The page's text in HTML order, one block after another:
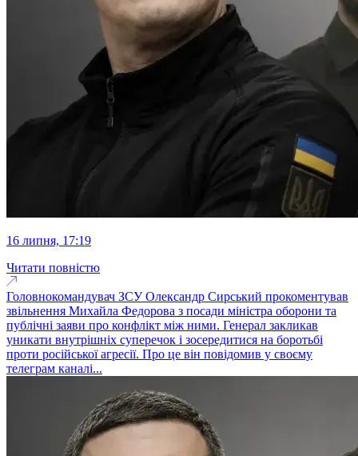
16 липня, 17:19
Читати повністю
Головнокомандувач ЗСУ Олександр Сирський прокоментував
звільнення Михайла Федорова з посади міністра оборони та
публічні заяви про конфлікт між ними. Генерал закликав
уникати внутрішніх суперечок і зосередитися на боротьбі
проти російської агресії. Про це він повідомив у своєму
телеграм каналі...